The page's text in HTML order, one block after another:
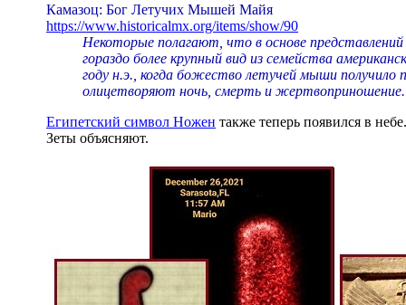
Камазоц: Бог Летучих Мышей Майя
https://www.historicalmx.org/items/show/90
Некоторые полагают, что в основе
гораздо более крупный вид из семейства
году н.э., когда божество летучей мыши получило
олицетворяют ночь, смерть и жертвоприношение.
Египетский символ Ножен также теперь появился в
Зеты объясняют.